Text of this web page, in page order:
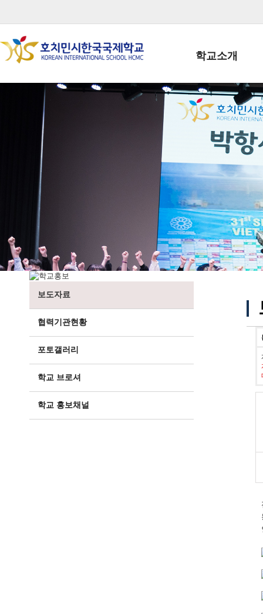
학교소개
학교장인사말
학생회장인사말
학교상징
학교 CI
교직원현황
학생현황
위치/전화
전경사진
보도자료
협력기관현황
포토갤러리
학교 브로셔
학교 홍보채널